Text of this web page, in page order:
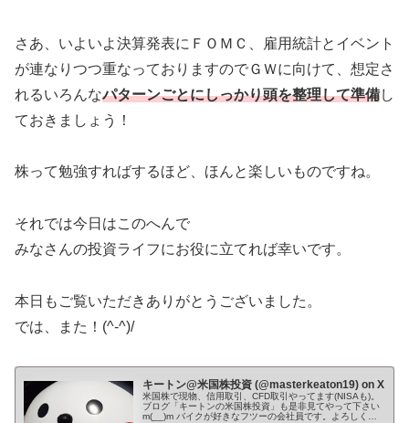
さあ、いよいよ決算発表にＦＯＭＣ、雇用統計とイベント
が連なりつつ重なっておりますのでＧＷに向けて、想定さ
れるいろんなパターンごとにしっかり頭を整理して準備し
ておきましょう！
株って勉強すればするほど、ほんと楽しいものですね。
それでは今日はこのへんで
みなさんの投資ライフにお役に立てれば幸いです。
本日もご覧いただきありがとうございました。
では、また！(^-^)/
キートン@米国株投資 (@masterkeaton19) on X
米国株で現物、信用取引、CFD取引やってます(NISAも)。
ブログ「キートンの米国株投資」も是非見てやって下さい
m(__)m バイクが好きなフツーの会社員です。よろしくお